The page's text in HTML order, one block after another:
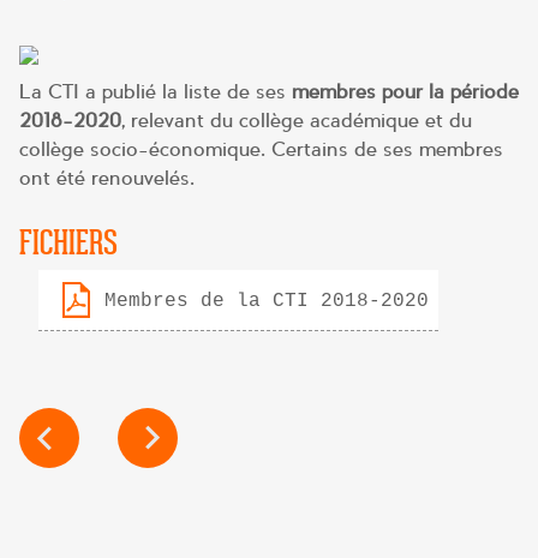
La CTI a publié la liste de ses membres pour la période
2018-2020, relevant du collège académique et du
collège socio-économique. Certains de ses membres
ont été renouvelés.
FICHIERS
Membres de la CTI 2018-2020
NAVIGATION
DE